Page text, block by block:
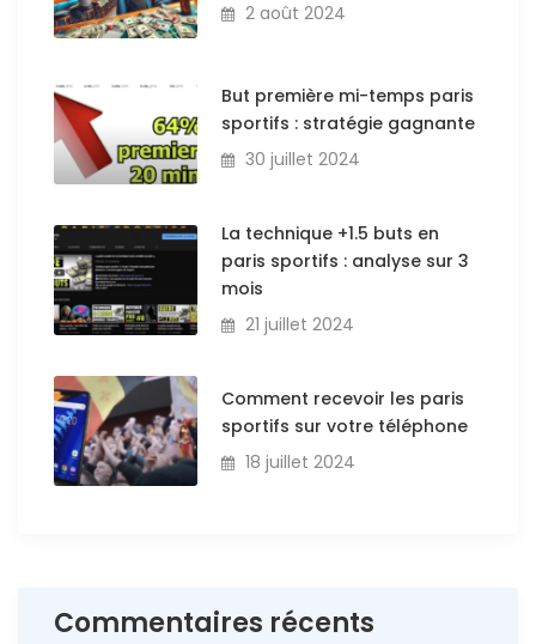
2 août 2024
But première mi-temps paris
sportifs : stratégie gagnante
30 juillet 2024
La technique +1.5 buts en
paris sportifs : analyse sur 3
mois
21 juillet 2024
Comment recevoir les paris
sportifs sur votre téléphone
18 juillet 2024
Commentaires récents